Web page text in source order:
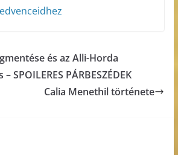
és az Alli-Horda
SPOILERES PÁRBESZÉDEK
Calia Menethil története